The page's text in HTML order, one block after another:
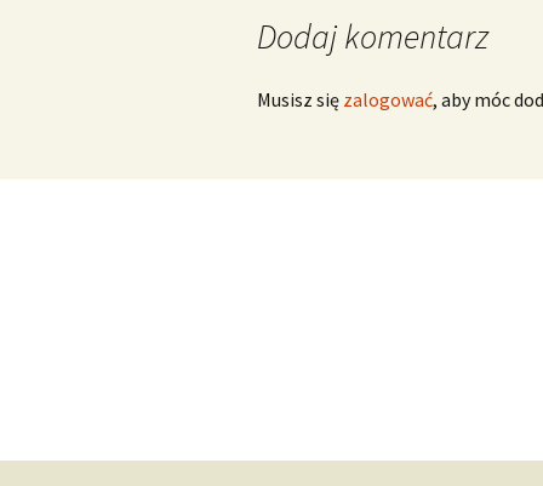
Telemann Georg Philipp
Vinci Leonardo
Dodaj komentarz
Musisz się zalogować, aby móc